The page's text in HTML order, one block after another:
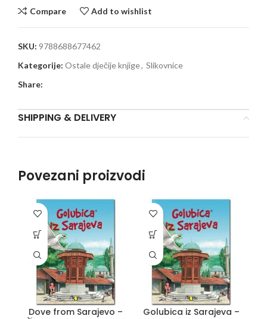
Compare Add to wishlist
SKU: 9788688677462
Kategorije: Ostale dječije knjige, Slikovnice
Share:
SHIPPING & DELIVERY
Povezani proizvodi
Dove from Sarajevo –
Golubica iz Sarajeva –